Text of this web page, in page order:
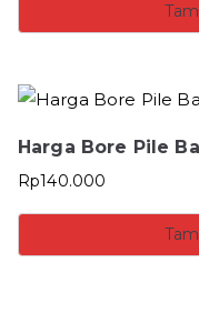
Harga Bore Pile
Rp140.000